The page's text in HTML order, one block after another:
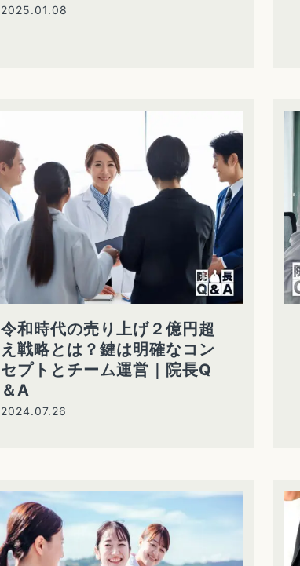
2025.01.08
令和時代の売り上げ２億円超
え戦略とは？鍵は明確なコン
セプトとチーム運営｜院長Q
＆A
2024.07.26